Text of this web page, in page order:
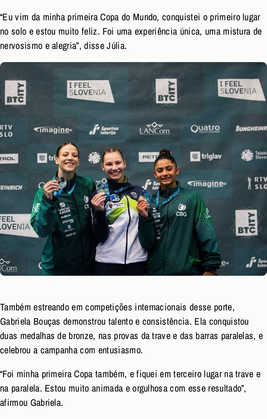
“Eu vim da minha primeira Copa do Mundo, conquistei o primeiro lugar
no solo e estou muito feliz. Foi uma experiência única, uma mistura de
nervosismo e alegria”, disse Júlia.
Também estreando em competições internacionais desse porte,
Gabriela Bouças demonstrou talento e consistência. Ela conquistou
duas medalhas de bronze, nas provas da trave e das barras paralelas, e
celebrou a campanha com entusiasmo.
“Foi minha primeira Copa também, e fiquei em terceiro lugar na trave e
na paralela. Estou muito animada e orgulhosa com esse resultado”,
afirmou Gabriela.